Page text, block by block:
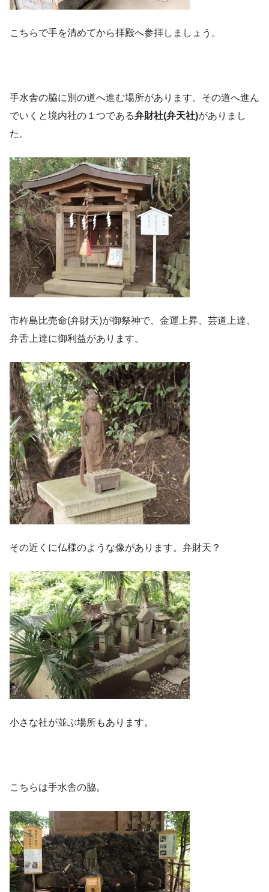
こちらで手を清めてから拝殿へ参拝しましょう。
手水舎の脇に別の道へ進む場所があります。その道へ進ん
でいくと境内社の１つである弁財社(弁天社)がありまし
た。
市杵島比売命(弁財天)が御祭神で、金運上昇、芸道上達、
弁舌上達に御利益があります。
その近くに仏様のような像があります。弁財天？
小さな社が並ぶ場所もあります。
こちらは手水舎の脇。